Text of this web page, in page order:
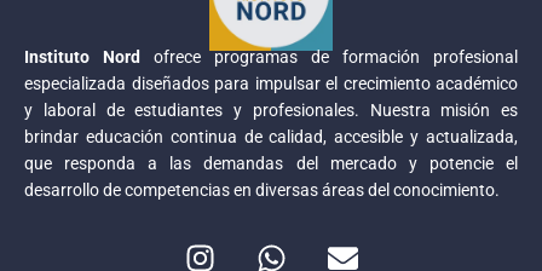
Instituto Nord
ofrece programas de formación profesional
especializada diseñados para impulsar el crecimiento académico
y laboral de estudiantes y profesionales. Nuestra misión es
brindar educación continua de calidad, accesible y actualizada,
que responda a las demandas del mercado y potencie el
desarrollo de competencias en diversas áreas del conocimiento.